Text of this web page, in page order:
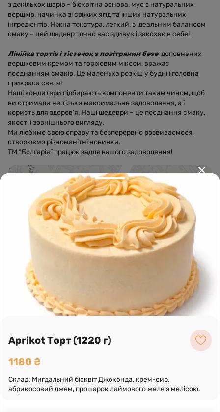
з декількох шарів – бісквітна основа, мус з натуральних
вершків, начинка зі свіжих ягід та інших натуральних
інгредієнтів. Ніжна текстура, легкий, з ідеальним балансом
смаку – цей шедевр точно вас здивує і закохає в себе!
Лінійка тортів і тістечок з повітряним безе, доповнених
вершковим кремом та горіховим міксом, вражає
поєднанням смаків. Це маленька розкіш у будні і головна
прикраса свята!
Наші кондитери підбирають компоненти таким чином, щоб
ви отримали не тільки максимальне задоволення, а і
користь для здоров’я. Наші шедеври – це поєднання смаку,
якості і зовнішнього вигляду.
Ми любимо свою справу та безперервно розвиваємося,
створюємо різноманітні новинки.
ТМ “Болгарія” працює задля вашого задоволення!
OpenStreetMap
Aprikot Торт (1220 г)
1180 ₴
Склад: Мигдальний бісквіт Джоконда, крем-сир,
абрикосовий джем, прошарок лаймового желе з мелісою.